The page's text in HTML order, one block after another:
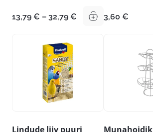
13,79 € – 32,79 € Hinnavahemik:
3,60 €
Lindude liiv puuri Munahoidik